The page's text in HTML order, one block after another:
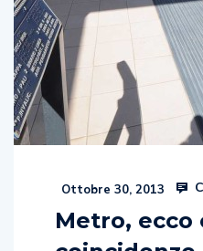
Ottobre 30, 2013
Metro, ecco